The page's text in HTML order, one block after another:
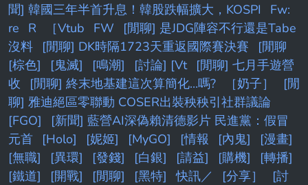
聞] 韓國三年半首升息！韓股跌幅擴大，KOSPI
Fw:
re
R ［Vtub FW
[閒聊] 是JDG陣容不行還是Tabe
沒料
[閒聊] DK時隔1723天重返國際賽決賽
[閒聊
[棕色]
[鬼滅] [鳴潮] [討論] [Vt
[閒聊] 七月手遊營
收
[閒聊] 終末地基建這次算簡化...嗎? ［奶子］
[閒
聊] 雅迪絕區零聯動 COSER出裝秧秧引社群議論
[FGO]
[新聞] 藍營AI深偽賴清德影片 民進黨：假冒
元首
[Holo] [妮姬] [MyGO] [情報 [內鬼]
[漫畫]
[無職]
[異環] [發錢] [白銀] [請益] [購機]
[轉播]
[鐵道]
[開戰] [閒聊] [黑特] 快訊／ [分享］
[討